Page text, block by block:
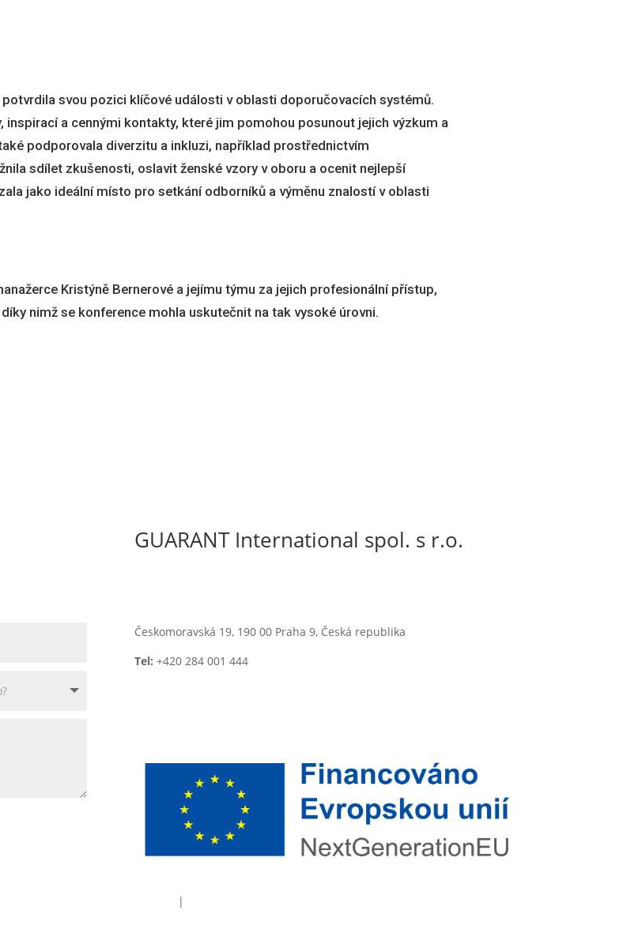
svou pozici klíčové události v oblasti doporučovacích systémů.
a cennými kontakty, které jim pomohou posunout jejich výzkum a
podporovala diverzitu a inkluzi, například prostřednictvím
sdílet zkušenosti, oslavit ženské vzory v oboru a ocenit nejlepší
jako ideální místo pro setkání odborníků a výměnu znalostí v oblasti
Kristýně Bernerové a jejímu týmu za jejich profesionální přístup,
nimž se konference mohla uskutečnit na tak vysoké úrovni.
GUARANT International spol. s r.o.
Českomoravská 19, 190 00 Praha 9, Česká republika
Tel: +420 284 001 444
|